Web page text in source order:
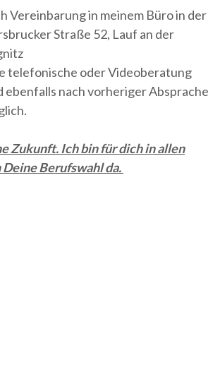
Vereinbarung in meinem Büro in der
Straße 52, Lauf an der
telefonische oder Videoberatung
ebenfalls nach vorheriger Absprache
Zukunft. Ich bin für dich in allen
Deine Berufswahl da.